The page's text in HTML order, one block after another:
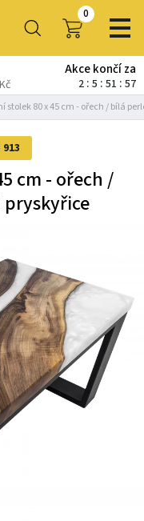
0
Akce končí za
2 5 51 56
stolek 80 x 45 cm - ořech / bílá
913
cm - ořech /